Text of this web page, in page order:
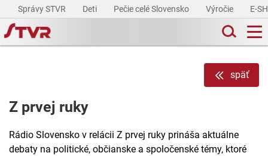
Správy STVR Deti Pečie celé Slovensko Výročie E-
späť
Z prvej ruky
Rádio Slovensko v relácii Z prvej ruky prináša aktuálne
debaty na politické, občianske a spoločenské témy, ktoré